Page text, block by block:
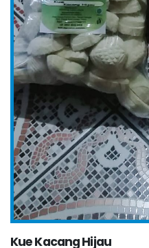
Kue Kacang Hijau